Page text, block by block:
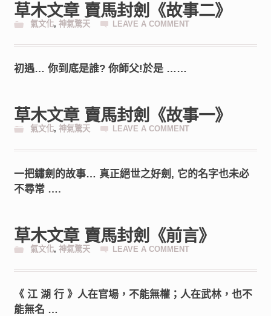
草木文章 賣馬封劍《故事二》
氣文化, 神氣驚天 LEAVE A COMMENT
初遇… 你到底是誰? 你師父!於是 ……
草木文章 賣馬封劍《故事一》
氣文化, 神氣驚天 LEAVE A COMMENT
一把鏽劍的故事… 真正絕世之好劍, 它的名字也未必
不尋常 ….
草木文章 賣馬封劍《前言》
氣文化, 神氣驚天 LEAVE A COMMENT
《 江 湖 行 》人在官場，不能無權；人在武林，也不
能無名 …